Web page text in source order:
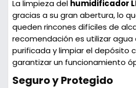
La limpieza del humidificador
gracias a su gran abertura, lo
queden rincones difíciles de
recomendación es utilizar agua
purificada y limpiar el depósito
garantizar un funcionamiento
Seguro y Protegido